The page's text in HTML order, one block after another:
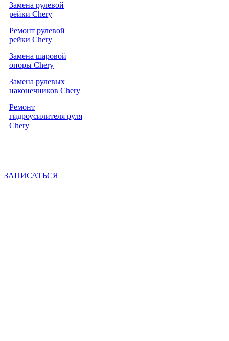
Замена рулевой
рейки Chery
Ремонт рулевой
рейки Chery
Замена шаровой
опоры Chery
Замена рулевых
наконечников Chery
Ремонт
гидроусилителя руля
Chery
ЗАПИСАТЬСЯ